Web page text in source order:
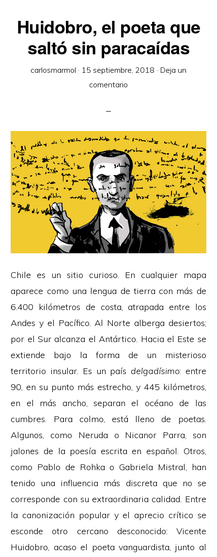
Huidobro, el poeta que
saltó sin paracaídas
carlosmarmol · 15 septiembre, 2018 · Deja un
comentario
Chile es un sitio curioso. En cualquier mapa
aparece como una lengua de tierra con más de
6.400 kilómetros de costa, atrapada entre los
Andes y el Pacífico. Al Norte alberga desiertos;
por el Sur alcanza el Antártico. Hacia el Este se
extiende bajo la forma de un misterioso
territorio insular. Es un país delgadísimo: entre
90, en su punto más estrecho, y 445 kilómetros,
en el más ancho, separan el océano de las
cumbres. Para colmo, está lleno de poetas​.
Algunos, como Neruda o Nicanor Parra, son
jalones de la poesía escrita en español. Otros,
como Pablo de Rohka o Gabriela Mistral, han
tenido una influencia más discreta que no se
corresponde con su extraordinaria calidad. Entre
la canonización popular y el aprecio crítico se
esconde otro cercano desconocido: Vicente
Huidobro, acaso el poeta vanguardista, junto al